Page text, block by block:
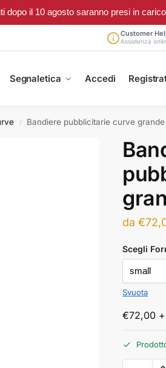
il 10 agosto saranno presi in
Customer
Assistenza
Segnaletica Accedi
/ Bandiere pubblicitarie curve
da€
Scegli
Svuota
€72,00